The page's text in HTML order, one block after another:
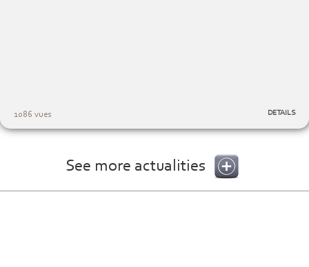
1086 vues DETAILS
See more actualities